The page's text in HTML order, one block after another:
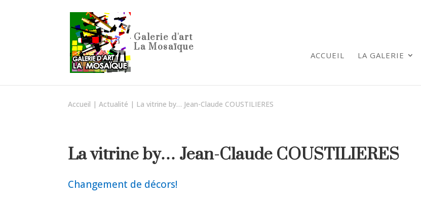
ACCUEIL LA GALERIE
Accueil |Actualité | La vitrine by… Jean-Claude COUSTILIERES
La vitrine by… Jean-Claude COUSTILIERES
Changement de décors!